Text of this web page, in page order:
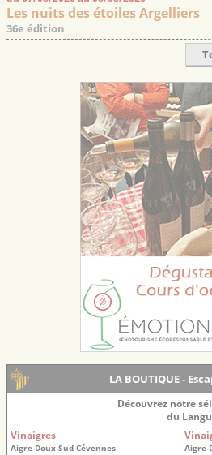
Les nuits des étoiles Argelliers
36e édition
LA BOUTIQUE -
Découvrez notre
du
Vinaigres
Aigre-Doux Sud Cévennes Aigre-